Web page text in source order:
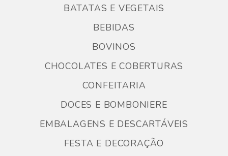
BATATAS E VEGETAIS
BEBIDAS
BOVINOS
CHOCOLATES E COBERTURAS
CONFEITARIA
DOCES E BOMBONIERE
EMBALAGENS E DESCARTÁVEIS
FESTA E DECORAÇÃO